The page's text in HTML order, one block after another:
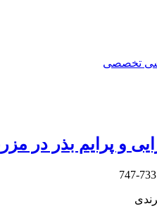
تخصصی
و پرایم بذر
733-747